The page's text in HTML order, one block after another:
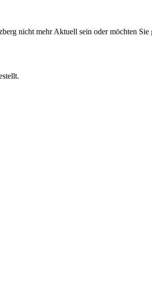
nicht mehr Aktuell sein oder möchten